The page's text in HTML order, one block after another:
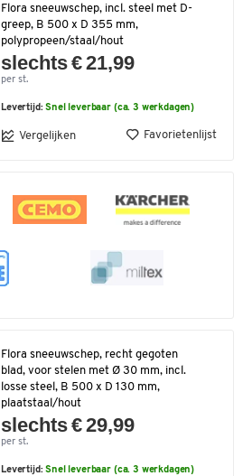
Flora sneeuwschep, incl. steel met D-
greep, B 500 x D 355 mm,
polypropeen/staal/hout
slechts € 21,99
per st.
Levertijd:Snel leverbaar (ca. 3 werkdagen)
Vergelijken Favorietenlijst
Flora sneeuwschep, recht gegoten
blad, voor stelen met Ø 30 mm, incl.
losse steel, B 500 x D 130 mm,
plaatstaal/hout
slechts € 29,99
per st.
Levertijd:Snel leverbaar (ca. 3 werkdagen)